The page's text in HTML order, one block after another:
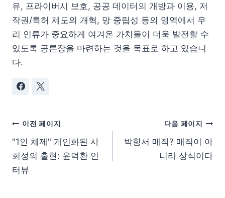
유, 프라이버시 보호, 공공 데이터의 개방과 이용, 저
작권/특허 제도의 개혁, 망 중립성 등의 영역에서 우
리 인류가 중요하게 여겨온 가치들이 더욱 발전할 수
있도록 공론장을 마련하는 것을 목표로 하고 있습니
다.
이전 페이지
"1인 체제" 개인화된 사
회성의 출현: 윤덕환 인
터뷰
다음 페이지
박항서 매직? 매직이 아
니라 상식이다